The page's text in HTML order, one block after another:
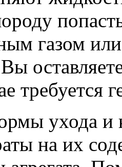
газом
требуется
ухода и
на их